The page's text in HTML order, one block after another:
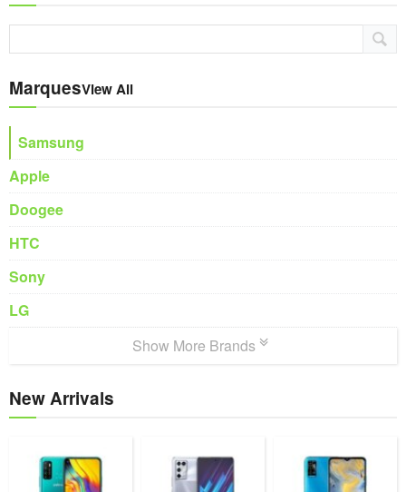
MarquesView All
Samsung
Apple
Doogee
HTC
Sony
LG
Show More Brands
New Arrivals